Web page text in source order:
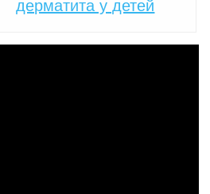
дерматита у детей